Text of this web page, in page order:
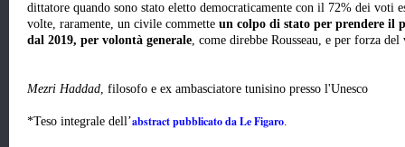
dittatore quando sono stato eletto democraticamente con il 72% dei voti
volte, raramente, un civile commette un colpo di stato per prendere il
dal 2019, per volontà generale, come direbbe Rousseau, e per forza del
Mezri Haddad, filosofo e ex ambasciatore tunisino presso l'Unesco
*Teso integrale dell’abstract pubblicato da Le Figaro.